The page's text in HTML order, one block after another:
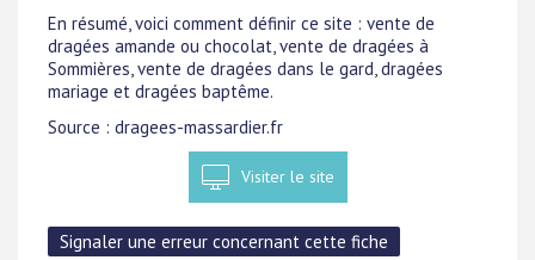
En résumé, voici comment définir ce site : vente de
dragées amande ou chocolat, vente de dragées à
Sommières, vente de dragées dans le gard, dragées
mariage et dragées baptême.
Source : dragees-massardier.fr
Visiter le site